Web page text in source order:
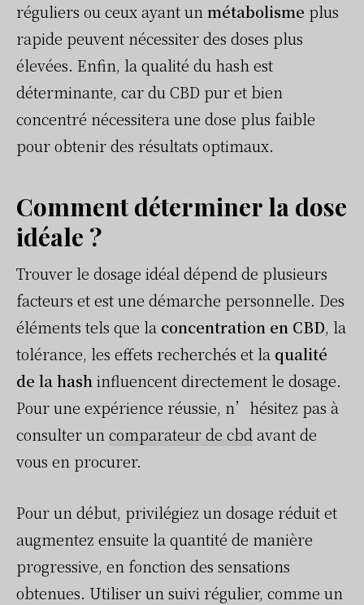
réguliers ou ceux ayant un métabolisme plus
rapide peuvent nécessiter des doses plus
élevées. Enfin, la qualité du hash est
déterminante, car du CBD pur et bien
concentré nécessitera une dose plus faible
pour obtenir des résultats optimaux.
Comment déterminer la dose
idéale ?
Trouver le dosage idéal dépend de plusieurs
facteurs et est une démarche personnelle. Des
éléments tels que la concentration en CBD, la
tolérance, les effets recherchés et la qualité
de la hash influencent directement le dosage.
Pour une expérience réussie, n’hésitez pas à
consulter un comparateur de cbd avant de
vous en procurer.
Pour un début, privilégiez un dosage réduit et
augmentez ensuite la quantité de manière
progressive, en fonction des sensations
obtenues. Utiliser un suivi régulier, comme un